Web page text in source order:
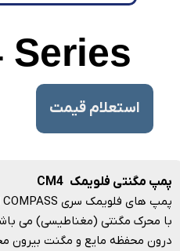
Series
پمپ مگنتی فلویمک CM4
با محرک مگنتی (مغناطیسی) می
درون محفظه مایع و مگنت بیرون
​استعلام قیمت